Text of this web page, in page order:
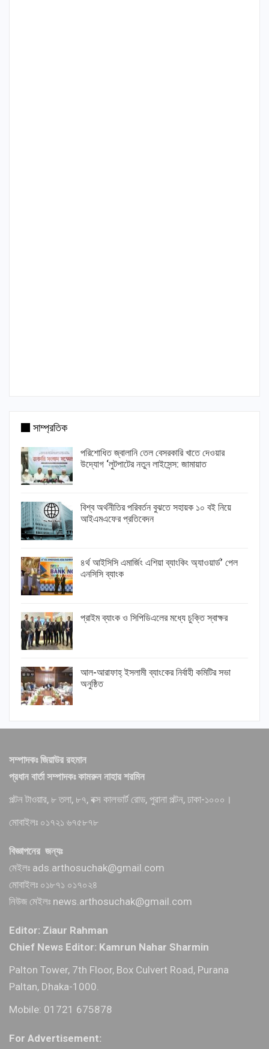
সাম্প্রতিক
পরিশোধিত জ্বালানি তেল বেসরকারি খাতে দেওয়ার
উদ্যোগ ‘লুটপাটের নতুন লাইসেন্স: জামায়াত
বিশ্ব অর্থনীতির পরিবর্তন বুঝতে সহায়ক ১০ বই নিয়ে
আইএমএফের প্রতিবেদন
৪র্থ আইসিসি এমার্জিং এশিয়া ব্যাংকিং অ্যাওয়ার্ড’ পেল
এনসিসি ব্যাংক
প্রাইম ব্যাংক ও সিপিডিএলের মধ্যে চুক্তি স্বাক্ষর
আল-আরাফাহ্ ইসলামী ব্যাংকের নির্বাহী কমিটির সভা
অনুষ্ঠিত
সম্পাদকঃ জিয়াউর রহমান
প্রধান বার্তা সম্পাদকঃ কামরুন নাহার শরমিন
পল্টন টাওয়ার, ৮ তলা, ৮৭, বক্স কালভার্ট রোড, পুরানা পল্টন, ঢাকা-১০০০।
মোবাইলঃ ০১৭২১ ৬৭৫৮৭৮
বিজ্ঞাপনের জন্যঃ
মেইলঃ ads.arthosuchak@gmail.com
মোবাইলঃ ০১৮৭১ ০১৭০২৪
নিউজ মেইলঃ news.arthosuchak@gmail.com
Editor: Ziaur Rahman
Chief News Editor: Kamrun Nahar Sharmin
Palton Tower, 7th Floor, Box Culvert Road, Purana
Paltan, Dhaka-1000.
Mobile: 01721 675878
For Advertisement: